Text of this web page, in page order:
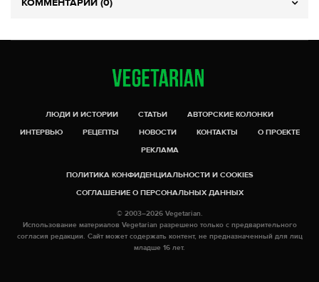
КОММЕНТАРИИ (0)
ЛЮДИ И ИСТОРИИ СТАТЬИ
АВТОРСКИЕ КОЛОНКИ
ИНТЕРВЬЮ
РЕЦЕПТЫ НОВОСТИ КОНТАКТЫ
О ПРОЕКТЕ
РЕКЛАМА
ПОЛИТИКА КОНФИДЕНЦИАЛЬНОСТИ И COOKIES
СОГЛАШЕНИЕ О ПЕРСОНАЛЬНЫХ ДАННЫХ
© 2003–2026 Vegetarian.
Использование материалов Vegetarian разрешено только с предварительного
согласия редакции. Сайт может содержать контент, не предназначенный для лиц
младше 16 лет.